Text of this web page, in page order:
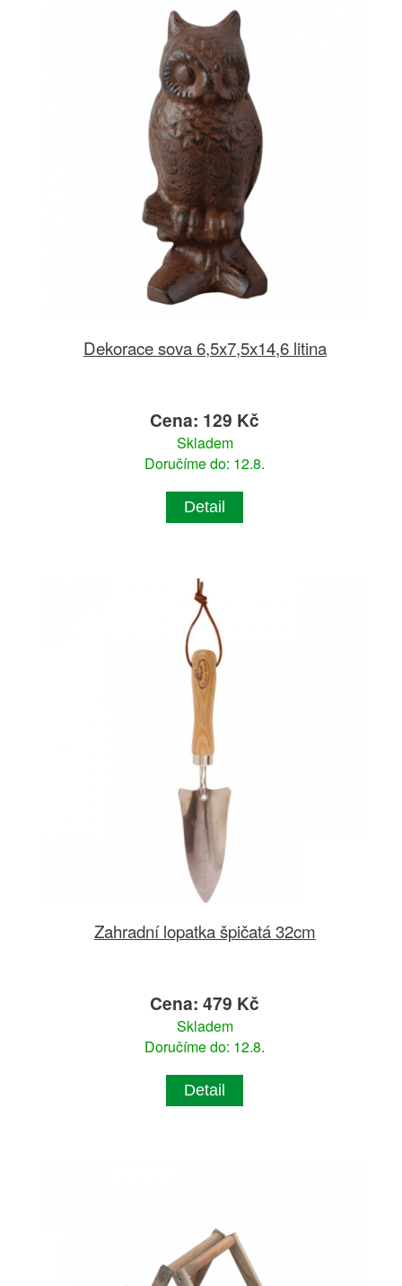
Dekorace sova 6,5x7,5x14,6 litina
Cena: 129 Kč
Skladem
Doručíme do: 12.8.
Detail
Zahradní lopatka špičatá 32cm
Cena: 479 Kč
Skladem
Doručíme do: 12.8.
Detail